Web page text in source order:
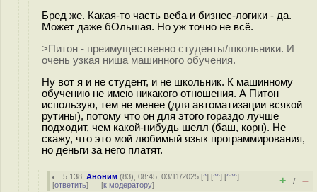
Бред же. Какая-то часть веба и бизнес-логики - да.
Может даже бОльшая. Но уж точно не всё.
>Питон - преимущественно студенты/школьники. И
очень узкая ниша машинного обучения.
Ну вот я и не студент, и не школьник. К машинному
обучению не имею никакого отношения. А Питон
использую, тем не менее (для автоматизации всякой
рутины), потому что он для этого гораздо лучше
подходит, чем какой-нибудь шелл (баш, корн). Не
скажу, что это мой любимый язык программирования,
но деньги за него платят.
5.138 ,Аноним (83), 08:45, 03/11/2025 [^] [^^] [^^^]
[ответить] [к модератору] + / –